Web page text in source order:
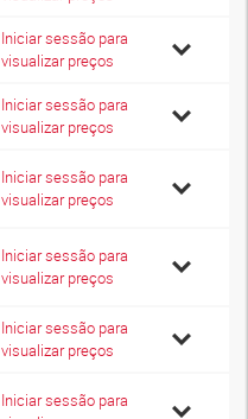
Iniciar sessão para
visualizar preços
Iniciar sessão para
visualizar preços
Iniciar sessão para
visualizar preços
Iniciar sessão para
visualizar preços
Iniciar sessão para
visualizar preços
Iniciar sessão para